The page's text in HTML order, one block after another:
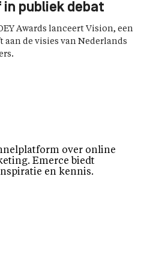
in publiek debat
Awards lanceert Vision, een
de visies van Nederlands
over online
Emerce biedt
en kennis.